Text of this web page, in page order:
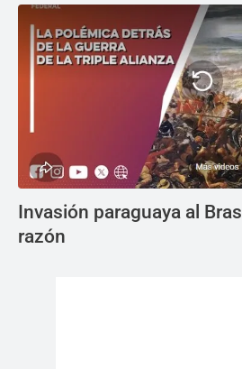
Invasión paraguaya al
razón